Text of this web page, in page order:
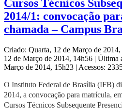
Cursos Técnicos
2014/1: convocação
chamada – Campus
Criado: Quarta, 12 de Março de
12 de Março de 2014, 14h56 | Última
Março de 2014, 15h23 | Acessos:
O Instituto Federal de Brasília (IFB)
2014, a convocação para matrícula,
Cursos Técnicos Subsequente